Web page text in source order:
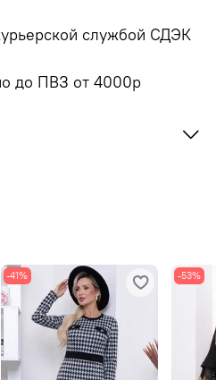
службой СДЭК
до ПВЗ от 4000р
-41% -53%